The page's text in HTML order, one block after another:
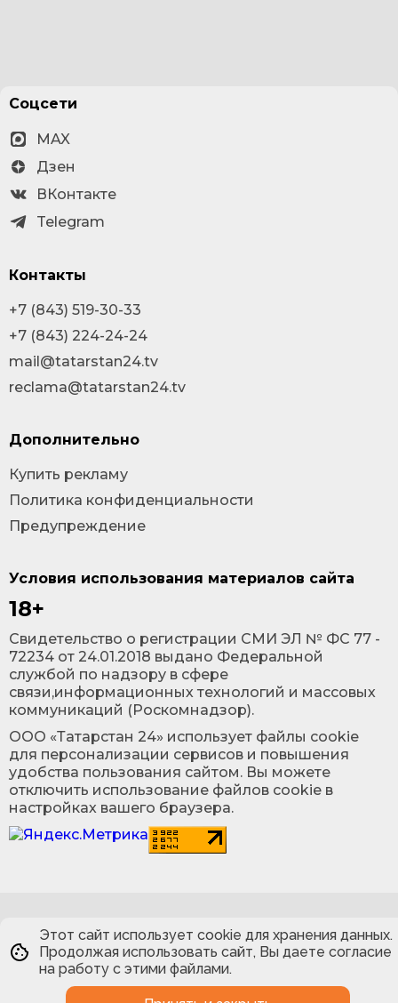
Условия использования материалов сайта
18+
Cвидетельство о регистрации СМИ ЭЛ № ФС 77 -
72234 от 24.01.2018 выдано Федеральной
службой по надзору в сфере
связи,информационных технологий и массовых
коммуникаций (Роскомнадзор).
ООО «Татарстан 24» использует файлы cookie
для персонализации сервисов и повышения
удобства пользования сайтом. Вы можете
отключить использование файлов cookie в
настройках вашего браузера.
Соцсети
MAX
Дзен
ВКонтакте
Telegram
Контакты
+7 (843) 519-30-33
+7 (843) 224-24-24
mail@tatarstan24.tv
reclama@tatarstan24.tv
Дополнительно
Купить рекламу
Политика конфиденциальности
Предупреждение
Этот сайт использует cookie для хранения данных.
Продолжая использовать сайт, Вы даете согласие
на работу с этими файлами.